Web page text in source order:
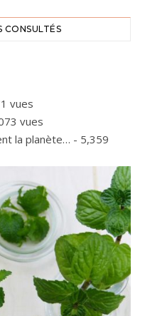
CONSULTÉS
vues
vues
la planète… - 5,359